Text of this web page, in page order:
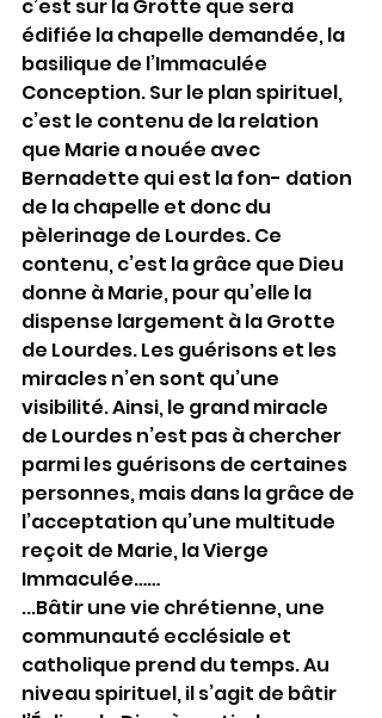
c’est sur la Grotte que sera
édifiée la chapelle demandée, la
basilique de l’Immaculée
Conception. Sur le plan spirituel,
c’est le contenu de la relation
que Marie a nouée avec
Bernadette qui est la fon- dation
de la chapelle et donc du
pèlerinage de Lourdes. Ce
contenu, c’est la grâce que Dieu
donne à Marie, pour qu’elle la
dispense largement à la Grotte
de Lourdes. Les guérisons et les
miracles n’en sont qu’une
visibilité. Ainsi, le grand miracle
de Lourdes n’est pas à chercher
parmi les guérisons de certaines
personnes, mais dans la grâce de
l’acceptation qu’une multitude
reçoit de Marie, la Vierge
Immaculée……
...Bâtir une vie chrétienne, une
communauté ecclésiale et
catholique prend du temps. Au
niveau spirituel, il s’agit de bâtir